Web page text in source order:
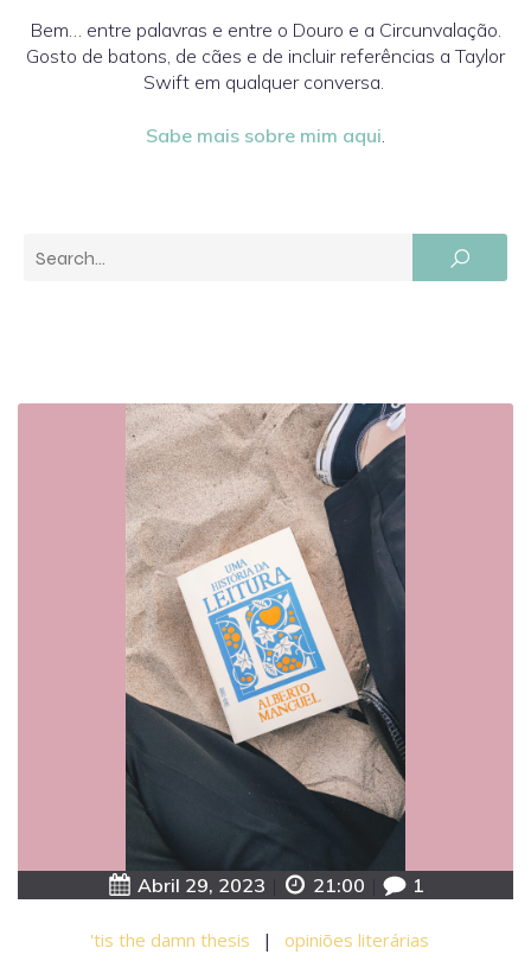
Bem… entre palavras e entre o Douro e a Circunvalação.
Gosto de batons, de cães e de incluir referências a Taylor
Swift em qualquer conversa.
Sabe mais sobre mim aqui.
Abril 29, 2023 21:00 1
'tis the damn thesis | opiniões literárias